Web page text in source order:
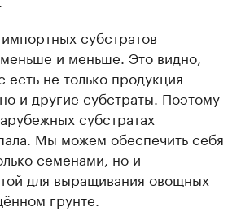
субстратов
и меньше. Это видно,
есть не только продукция
и другие субстраты. Поэтому
субстратах
Мы можем обеспечить себя
семенами, но и
для выращивания овощных
грунте.